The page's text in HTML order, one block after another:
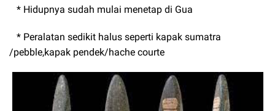
* Hidupnya sudah mulai menetap di Gua
* Peralatan sedikit halus seperti kapak sumatra
/pebble,kapak pendek/hache courte